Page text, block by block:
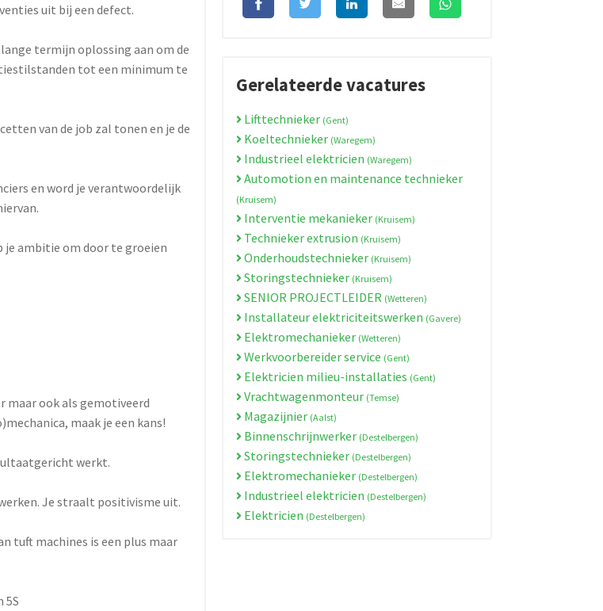
uit bij een defect.
termijn oplossing aan om de
tot een minimum te
van de job zal tonen en je de
en word je verantwoordelijk
je ambitie om door te groeien
maar ook als gemotiveerd
maak je een kans!
werkt.
Je straalt positivisme uit.
tuft machines is een plus maar
5S
Gerelateerde vacatures
Lifttechnieker (Gent)
Koeltechnieker (Waregem)
Industrieel elektricien (Waregem)
Automotion en maintenance technieker
(Kruisem)
Interventie mekanieker (Kruisem)
Technieker extrusion (Kruisem)
Onderhoudstechnieker (Kruisem)
Storingstechnieker (Kruisem)
SENIOR PROJECTLEIDER (Wetteren)
Installateur elektriciteitswerken (Gavere)
Elektromechanieker (Wetteren)
Werkvoorbereider service (Gent)
Elektricien milieu-installaties (Gent)
Vrachtwagenmonteur (Temse)
Magazijnier (Aalst)
Binnenschrijnwerker (Destelbergen)
Storingstechnieker (Destelbergen)
Elektromechanieker (Destelbergen)
Industrieel elektricien (Destelbergen)
Elektricien (Destelbergen)